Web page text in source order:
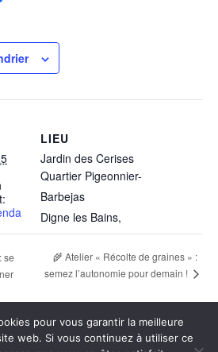
ta
g
er
LIEU
Jardin des Cerises
Quartier Pigeonnier-
Barbejas
Digne les Bains,
se
🌾 Atelier « Récolte de graines » :
semez l’autonomie pour demain !
pour vous garantir la meilleure
web. Si vous continuez à utiliser ce